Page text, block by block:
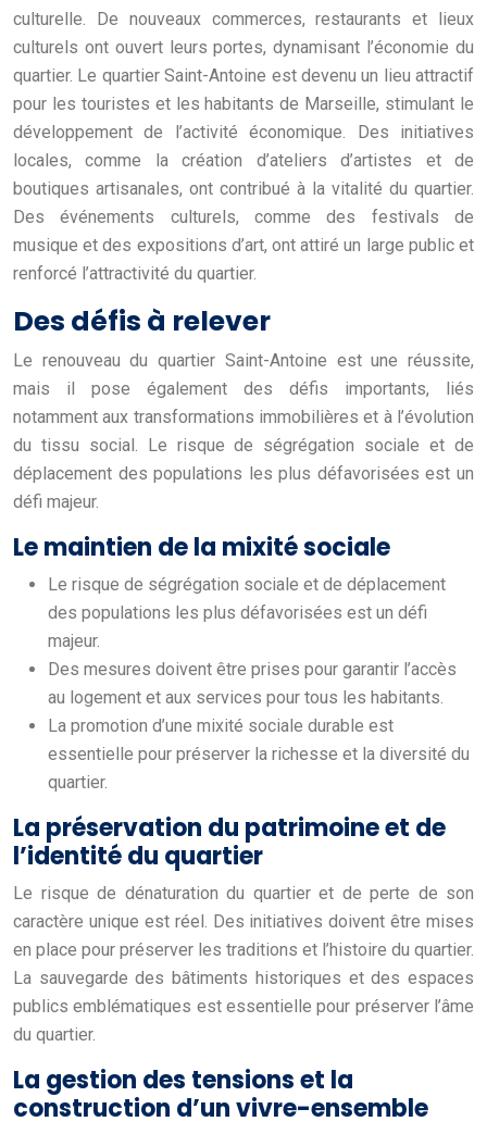
culturelle. De nouveaux commerces, restaurants et lieux
culturels ont ouvert leurs portes, dynamisant l’économie du
quartier. Le quartier Saint-Antoine est devenu un lieu attractif
pour les touristes et les habitants de Marseille, stimulant le
développement de l’activité économique. Des initiatives
locales, comme la création d’ateliers d’artistes et de
boutiques artisanales, ont contribué à la vitalité du quartier.
Des événements culturels, comme des festivals de
musique et des expositions d’art, ont attiré un large public et
renforcé l’attractivité du quartier.
Des défis à relever
Le renouveau du quartier Saint-Antoine est une réussite,
mais il pose également des défis importants, liés
notamment aux transformations immobilières et à l’évolution
du tissu social. Le risque de ségrégation sociale et de
déplacement des populations les plus défavorisées est un
défi majeur.
Le maintien de la mixité sociale
Le risque de ségrégation sociale et de déplacement
des populations les plus défavorisées est un défi
majeur.
Des mesures doivent être prises pour garantir l’accès
au logement et aux services pour tous les habitants.
La promotion d’une mixité sociale durable est
essentielle pour préserver la richesse et la diversité du
quartier.
La préservation du patrimoine et de
l’identité du quartier
Le risque de dénaturation du quartier et de perte de son
caractère unique est réel. Des initiatives doivent être mises
en place pour préserver les traditions et l’histoire du quartier.
La sauvegarde des bâtiments historiques et des espaces
publics emblématiques est essentielle pour préserver l’âme
du quartier.
La gestion des tensions et la
construction d’un vivre-ensemble